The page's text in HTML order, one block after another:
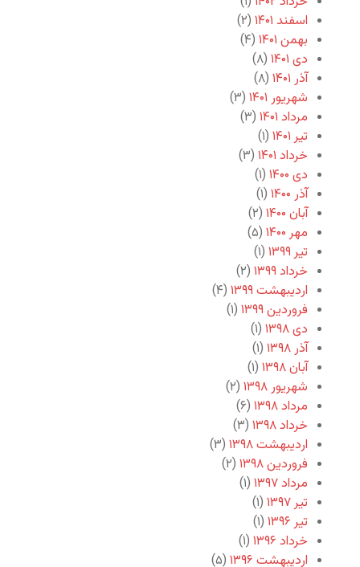
اسفند ۱۴۰۱
(۲)
بهمن ۱۴۰۱
(۴)
دی ۱۴۰۱
(۸)
آذر ۱۴۰۱
(۸)
شهریور ۱۴۰۱
(۳)
مرداد ۱۴۰۱
(۳)
تیر ۱۴۰۱
(۱)
خرداد ۱۴۰۱
(۳)
دی ۱۴۰۰
(۱)
آذر ۱۴۰۰
(۱)
آبان ۱۴۰۰
(۲)
مهر ۱۴۰۰
(۵)
تیر ۱۳۹۹
(۱)
خرداد ۱۳۹۹
(۲)
اردیبهشت ۱۳۹۹
(۴)
فروردین ۱۳۹۹
(۱)
دی ۱۳۹۸
(۱)
آذر ۱۳۹۸
(۱)
آبان ۱۳۹۸
(۱)
شهریور ۱۳۹۸
(۲)
مرداد ۱۳۹۸
(۶)
خرداد ۱۳۹۸
(۳)
اردیبهشت ۱۳۹۸
(۳)
فروردین ۱۳۹۸
(۲)
مرداد ۱۳۹۷
(۱)
تیر ۱۳۹۷
(۱)
تیر ۱۳۹۶
(۱)
خرداد ۱۳۹۶
(۱)
اردیبهشت ۱۳۹۶
(۵)